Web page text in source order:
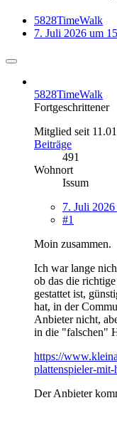
5828TimeWalk
7. Juli 2026 um
5828TimeWalk
Fortgeschrittener
Mitglied seit
Beiträge
491
Wohnort
Issum
7. Juli
#1
Moin zusammen.
Ich war lange
ob das die
gestattet ist,
hat, in der
Anbieter nicht,
in die "falschen"
https://
plattenspieler-
Der Anbieter